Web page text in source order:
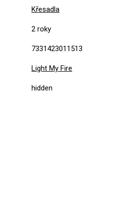
Křesadla
2 roky
7331423011513
Light My Fire
hidden